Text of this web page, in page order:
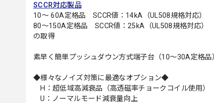
SCCR対応製品
10～ 60A定格品 SCCR値：14kA（UL508規格対応）
80～150A定格品 SCCR値：25kA（UL508規格対応
の取得
素早く簡単プッシュダウン方式端子台（10～30A定格品
◆様々なノイズ対策に最適なオプション◆
H：超低域高減衰品（高透磁率チョークコイル使用）
U：ノーマルモード減衰量向上